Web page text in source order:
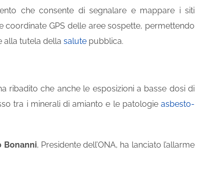
che consente di segnalare e mappare i siti
GPS delle aree sospette, permettendo
alla tutela della salute pubblica.
ribadito che anche le esposizioni a basse dosi di
tra i minerali di amianto e le patologieasbesto-
Bonanni, Presidente dell’ONA, ha lanciato l’allarme